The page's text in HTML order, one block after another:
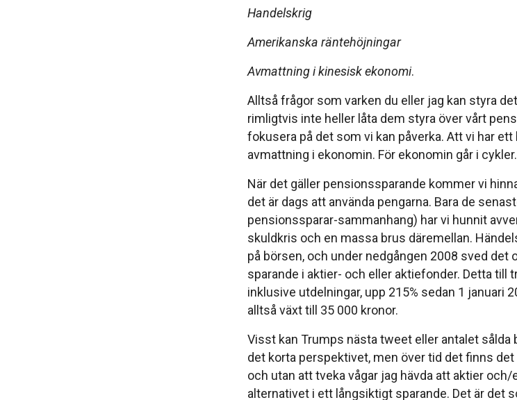
Handelskrig
Amerikanska räntehöjningar
Avmattning i kinesisk ekonomi.
Alltså frågor som varken du eller jag kan styra
rimligtvis inte heller låta dem styra över vårt
fokusera på det som vi kan påverka. Att vi har
avmattning i ekonomin. För ekonomin går i
När det gäller pensionssparande kommer vi
det är dags att använda pengarna. Bara de
pensionssparar-sammanhang) har vi hunnit
skuldkris och en massa brus däremellan.
på börsen, och under nedgången 2008 sved
sparande i aktier- och eller aktiefonder. Detta till
inklusive utdelningar, upp 215% sedan 1 januari
alltså växt till 35 000 kronor.
Visst kan Trumps nästa tweet eller antalet sålda
det korta perspektivet, men över tid det finns
och utan att tveka vågar jag hävda att aktier
alternativet i ett långsiktigt sparande. Det är det